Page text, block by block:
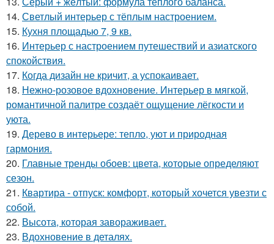
14. Светлый интерьер с тёплым настроением.
15. Кухня площадью 7, 9 кв.
16. Интерьер с настроением путешествий и азиатского
спокойствия.
17. Когда дизайн не кричит, а успокаивает.
18. Нежно-розовое вдохновение. Интерьер в мягкой,
романтичной палитре создаёт ощущение лёгкости и
уюта.
19. Дерево в интерьере: тепло, уют и природная
гармония.
20. Главные тренды обоев: цвета, которые определяют
сезон.
21. Квартира - отпуск: комфорт, который хочется увезти с
собой.
22. Высота, которая завораживает.
23. Вдохновение в деталях.